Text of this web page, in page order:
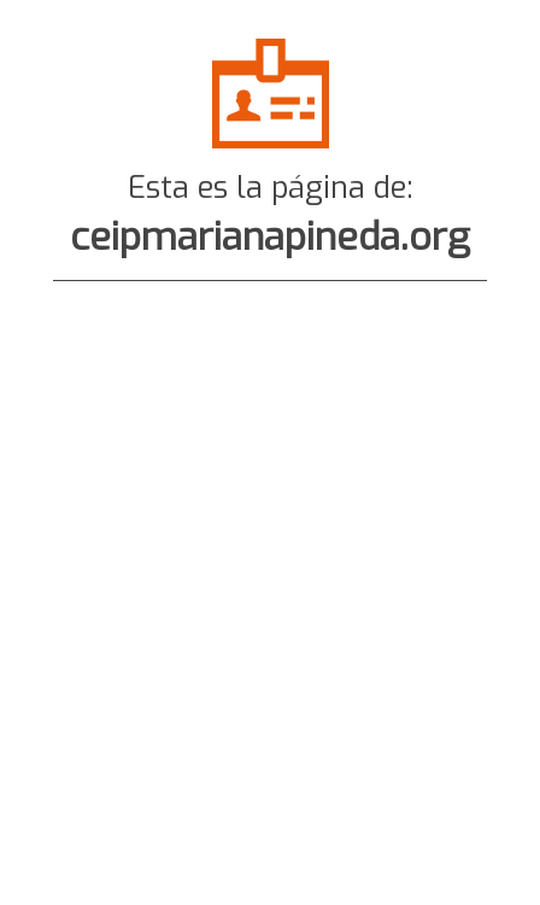
Esta es la página de:
ceipmarianapineda.org